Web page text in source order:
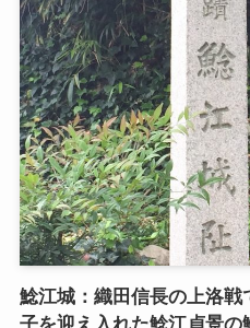
鯰江城：織田信長の上洛